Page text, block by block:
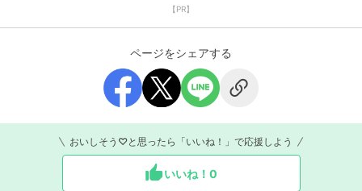
【PR】
ページをシェアする
おいしそう♡と思ったら「いいね！」で応援しよう
いいね！ 0